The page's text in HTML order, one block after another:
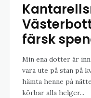
färsk
Min ena dotter är
vara ute på stan på
hämta henne på
körbar alla helger...